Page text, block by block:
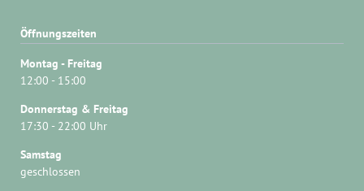
Öffnungszeiten
Montag - Freitag
12:00 - 15:00
Donnerstag & Freitag
17:30 - 22:00 Uhr
Samstag
geschlossen